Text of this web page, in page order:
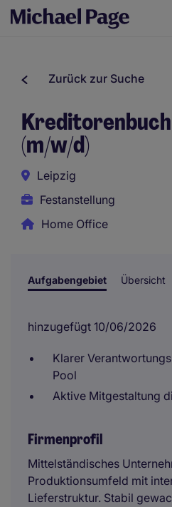
Zurück zur Suche
(m/w/d)
Leipzig
Festanstellung
Home Office
Aufgabengebiet Übersicht
hinzugefügt 10/06/2026
Klarer
Pool
Aktive Mitgestaltung
Firmenprofil
Mittelständisches
Produktionsumfeld mit
Lieferstruktur. Stabil